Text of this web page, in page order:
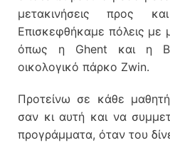
μετακινήσεις προς
Επισκεφθήκαμε πόλεις με
όπως η Ghent και η
οικολογικό πάρκο Zwin.
Προτείνω σε κάθε
σαν κι αυτή και να
προγράμματα, όταν του